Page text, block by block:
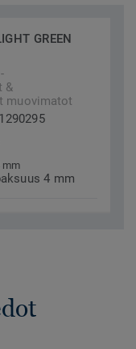
GREEN
&
muovimatot
mm
4 mm